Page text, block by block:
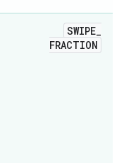
SWIPE_
FRACTION